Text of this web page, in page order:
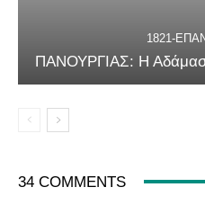
1821-
ΠΑΝΟΥΡΓΙΑΣ: Η
34 COMMENTS